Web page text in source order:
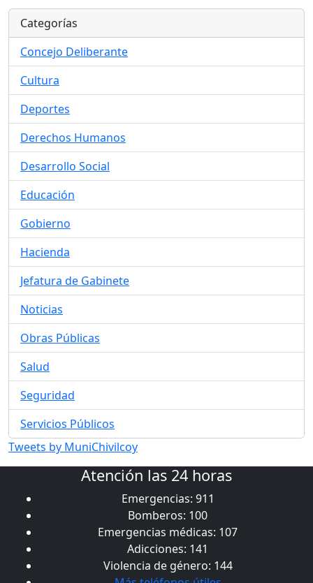
Categorías
Concejo Deliberante
Cultura
Deportes
Derechos Humanos
Desarrollo Social
Educación
Gobierno
Hacienda
Jefatura de Gabinete
Noticias
Obras Públicas
Salud
Seguridad
Servicios Públicos
Tweets by MuniChivilcoy
Atención las 24 horas
Emergencias: 911
Bomberos: 100
Emergencias médicas: 107
Adicciones: 141
Violencia de género: 144